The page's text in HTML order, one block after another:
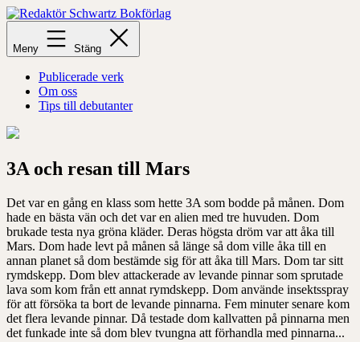
Hoppa
till
innehåll
Redaktör
Schwartz
Bokförlag
Meny Stäng
Publicerade verk
Om oss
Tips till debutanter
3A och resan till Mars
Det var en gång en klass som hette 3A som bodde på månen. Dom
hade en bästa vän och det var en alien med tre huvuden. Dom
brukade testa nya gröna kläder. Deras högsta dröm var att åka till
Mars. Dom hade levt på månen så länge så dom ville åka till en
annan planet så dom bestämde sig för att åka till Mars. Dom tar sitt
rymdskepp. Dom blev attackerade av levande pinnar som sprutade
lava som kom från ett annat rymdskepp. Dom använde insektsspray
för att försöka ta bort de levande pinnarna. Fem minuter senare kom
det flera levande pinnar. Då testade dom kallvatten på pinnarna men
det funkade inte så dom blev tvungna att förhandla med pinnarna...